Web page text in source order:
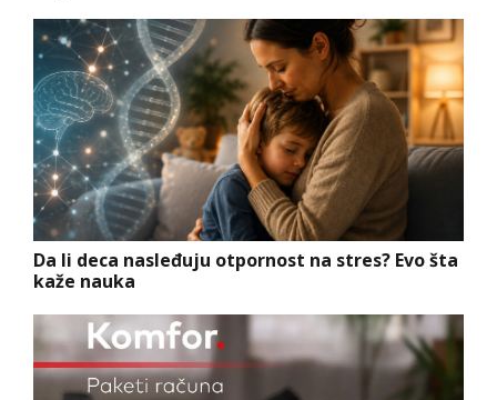
Da li deca nasleđuju otpornost na stres? Evo šta
kaže nauka